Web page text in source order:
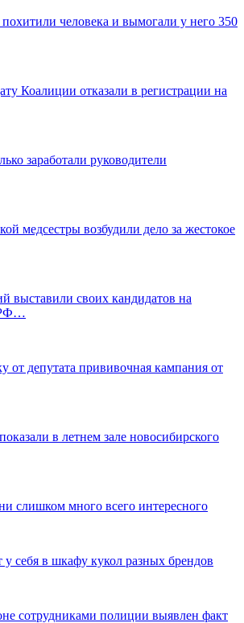
человека и вымогали у него 350
Коалиции отказали в регистрации на
заработали руководители
медсестры возбудили дело за жестокое
выставили своих кандидатов на
РФ…
от депутата прививочная кампания от
в летнем зале новосибирского
слишком много всего интересного
у себя в шкафу кукол разных брендов
сотрудниками полиции выявлен факт